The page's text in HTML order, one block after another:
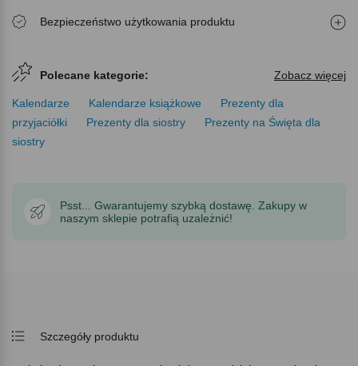
Bezpieczeństwo użytkowania produktu
Polecane kategorie: Zobacz więcej
Kalendarze Kalendarze książkowe
Prezenty dla
przyjaciółki
Prezenty dla siostry
Prezenty na Święta dla
siostry
Psst... Gwarantujemy szybką dostawę. Zakupy w
naszym sklepie potrafią uzależnić!
Szczegóły produktu